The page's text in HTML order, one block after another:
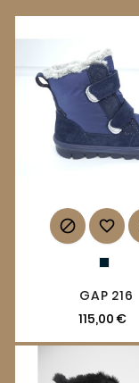
 
GAP 216
115,00 €